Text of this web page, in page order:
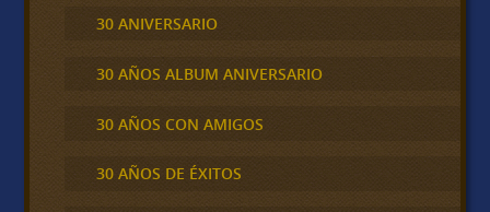
30 ANIVERSARIO
30 AÑOS ALBUM ANIVERSARIO
30 AÑOS CON AMIGOS
30 AÑOS DE ÉXITOS